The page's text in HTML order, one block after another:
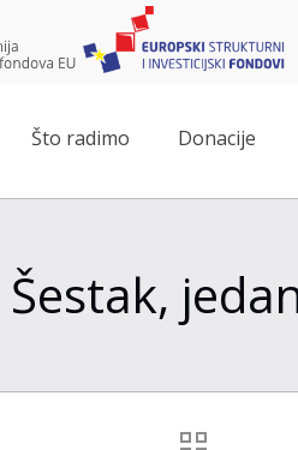
Što radimo Donacije